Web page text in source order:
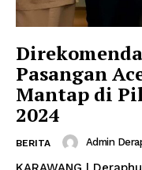
Pasangan
Mantap di
2024
BERITA Admin